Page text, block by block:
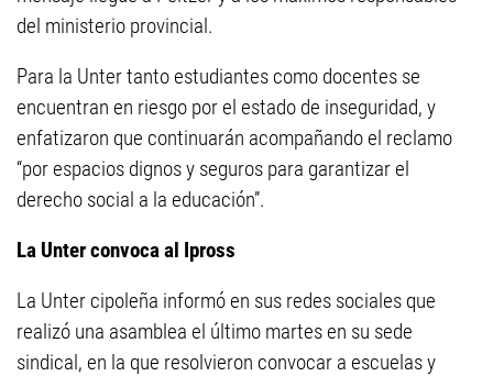
del ministerio provincial.
Para la Unter tanto estudiantes como docentes se
encuentran en riesgo por el estado de inseguridad, y
enfatizaron que continuarán acompañando el reclamo
“por espacios dignos y seguros para garantizar el
derecho social a la educación”.
La Unter convoca al Ipross
La Unter cipoleña informó en sus redes sociales que
realizó una asamblea el último martes en su sede
sindical, en la que resolvieron convocar a escuelas y